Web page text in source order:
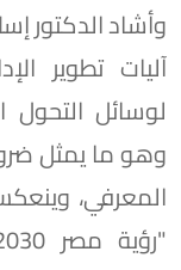
وأشاد الدكتور
آليات تطوير
لوسائل التحول
وهو ما يمثل
المعرفي،